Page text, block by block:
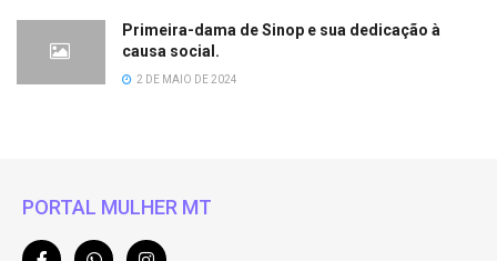
Primeira-dama de Sinop e sua dedicação à
causa social.
2 DE MAIO DE 2024
PORTAL MULHER MT